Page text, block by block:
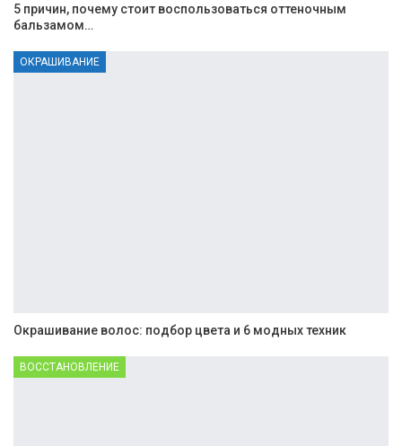
5 причин, почему стоит воспользоваться оттеночным
бальзамом…
ОКРАШИВАНИЕ
Окрашивание волос: подбор цвета и 6 модных техник
ВОССТАНОВЛЕНИЕ